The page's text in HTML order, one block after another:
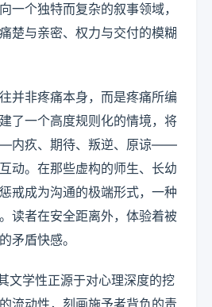
一个独特而复杂的叙事领域，
楚与亲密、权力与交付的模糊
并非疼痛本身，而是疼痛所编
了一个高度规则化的情境，将
内疚、期待、叛逆、原谅——
动。在那些虚构的师生、长幼
戒成为沟通的极端形式，一种
读者在安全距离外，体验着被
矛盾快感。
文学性正源于对心理深度的挖
流动性，刻画施予者背负的责